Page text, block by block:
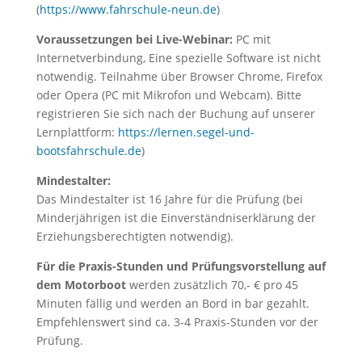
(https://www.fahrschule-neun.de)
Voraussetzungen bei Live-Webinar: PC mit
Internetverbindung, Eine spezielle Software ist nicht
notwendig. Teilnahme über Browser Chrome, Firefox
oder Opera (PC mit Mikrofon und Webcam). Bitte
registrieren Sie sich nach der Buchung auf unserer
Lernplattform: https://lernen.segel-und-
bootsfahrschule.de)
Mindestalter:
Das Mindestalter ist 16 Jahre für die Prüfung (bei
Minderjährigen ist die Einverständniserklärung der
Erziehungsberechtigten notwendig).
Für die Praxis-Stunden und Prüfungsvorstellung auf
dem Motorbootwerden zusätzlich 70,- € pro 45
Minuten fällig und werden an Bord in bar gezahlt.
Empfehlenswert sind ca. 3-4 Praxis-Stunden vor der
Prüfung.